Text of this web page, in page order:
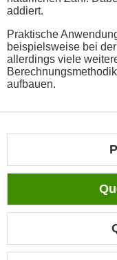
addiert.
Praktische
beispielsweise bei
allerdings viele
aufbauen.